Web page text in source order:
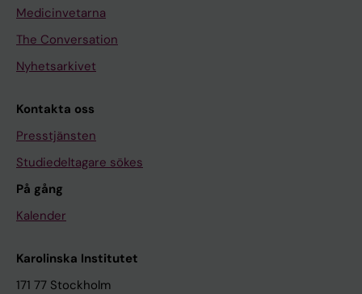
Medicinvetarna
The Conversation
Nyhetsarkivet
Kontakta oss
Presstjänsten
Studiedeltagare sökes
På gång
Kalender
Karolinska Institutet
171 77 Stockholm